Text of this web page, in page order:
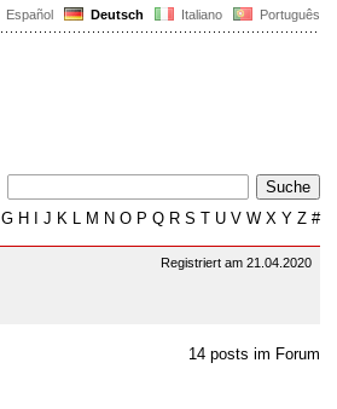
Español Deutsch Italiano Português
G H J K L M N O P Q R S T U V W X Y Z #
Registriert am 21.04.2020
14 posts im Forum